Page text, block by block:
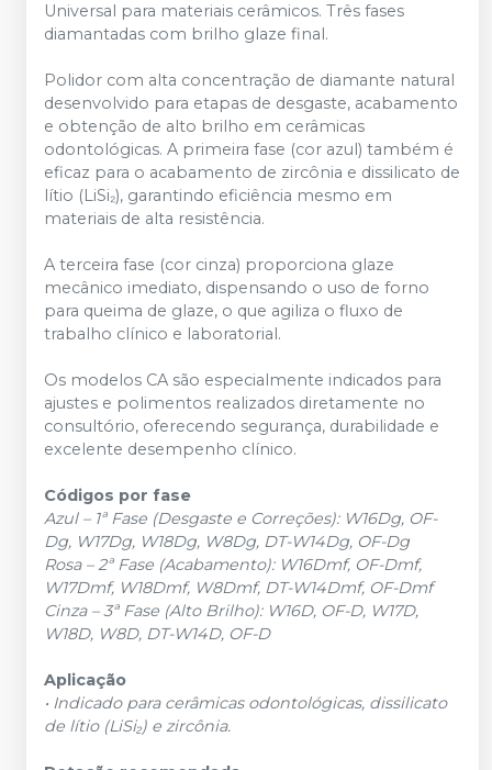
Universal para materiais cerâmicos. Três fases
diamantadas com brilho glaze final.
Polidor com alta concentração de diamante natural
desenvolvido para etapas de desgaste, acabamento
e obtenção de alto brilho em cerâmicas
odontológicas. A primeira fase (cor azul) também é
eficaz para o acabamento de zircônia e dissilicato de
lítio (LiSi₂), garantindo eficiência mesmo em
materiais de alta resistência.
A terceira fase (cor cinza) proporciona glaze
mecânico imediato, dispensando o uso de forno
para queima de glaze, o que agiliza o fluxo de
trabalho clínico e laboratorial.
Os modelos CA são especialmente indicados para
ajustes e polimentos realizados diretamente no
consultório, oferecendo segurança, durabilidade e
excelente desempenho clínico.
Códigos por fase
Azul – 1ª Fase (Desgaste e Correções): W16Dg, OF-
Dg, W17Dg, W18Dg, W8Dg, DT-W14Dg, OF-Dg
Rosa – 2ª Fase (Acabamento): W16Dmf, OF-Dmf,
W17Dmf, W18Dmf, W8Dmf, DT-W14Dmf, OF-Dmf
Cinza – 3ª Fase (Alto Brilho): W16D, OF-D, W17D,
W18D, W8D, DT-W14D, OF-D
Aplicação
• Indicado para cerâmicas odontológicas, dissilicato
de lítio (LiSi₂) e zircônia.